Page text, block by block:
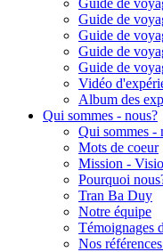
Guide de
Guide de
Guide de
Guide de
Guide de
Vidéo
Album des
Qui sommes - nous?
Qui sommes -
Mots de coeur
Mission -
Pourquoi
Tran Ba Duy
Notre équipe
Témoignages
Nos